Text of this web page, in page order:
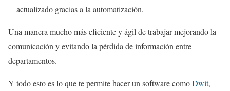
actualizado gracias a la automatización.
Una manera mucho más eficiente y ágil de trabajar mejorando la
comunicación y evitando la pérdida de información entre
departamentos.
Y todo esto es lo que te permite hacer un software comoDwit,